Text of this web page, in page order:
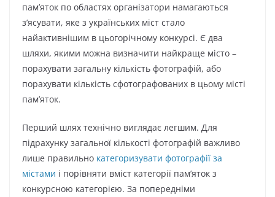
пам’яток по областях організатори намагаються
з’ясувати, яке з українських міст стало
найактивнішим в цьогорічному конкурсі. Є два
шляхи, якими можна визначити найкраще місто –
порахувати загальну кількість фотографій, або
порахувати кількість сфотографованих в цьому місті
пам’яток.
Перший шлях технічно виглядає легшим. Для
підрахунку загальної кількості фотографій важливо
лише правильно категоризувати фотографії за
містами і порівняти вміст категорії пам’яток з
конкурсною категорією. За попередніми